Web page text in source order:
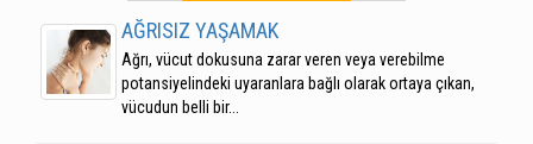
AĞRISIZ YAŞAMAK
Ağrı, vücut dokusuna zarar veren veya verebilme
potansiyelindeki uyaranlara bağlı olarak ortaya çıkan,
vücudun belli bir...